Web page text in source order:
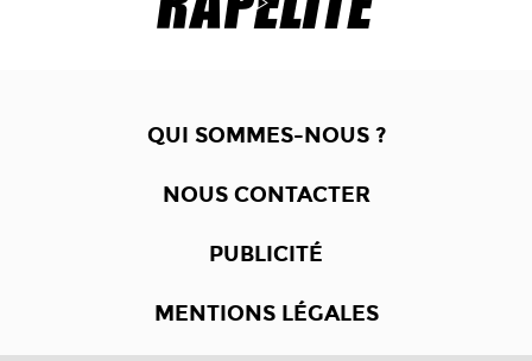
QUI SOMMES-NOUS ?
NOUS CONTACTER
PUBLICITÉ
MENTIONS LÉGALES